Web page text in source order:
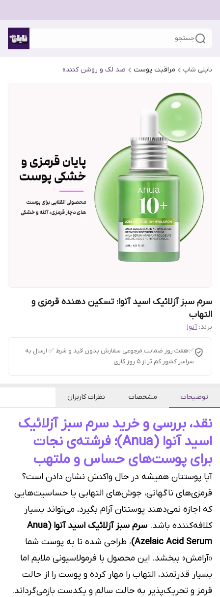
جستجو
نایلی شاپ مراقبت پوست ضد لک و روشن کننده
​سرم سبز آزلائیک اسید آنوا: تسکین دهنده قرمزی و
التهاب
برند: آنوا
✅هفت روز ضمانت مرجوعی سفارش بدون قید و شرط ✅ ارسال به
سراسر کشور کم تر از 5 روز کاری.
توضیحات مشخصات نظرات کاربران
نقد، بررسی و خرید سرم سبز آزلائیک
اسید آنوا (Anua)؛ فرشته‌ی نجات
برای پوست‌های حساس و ملتهب
آیا پوستتان همیشه در حال واکنش نشان دادن است؟
قرمزی‌های ناگهانی، جوش‌های التهابی یا حساسیت‌هایی
که اجازه نمی‌دهند پوستتان آرام بگیرد، می‌تواند بسیار
کلافه‌کننده باشد.
سرم سبز آزلائیک اسید آنوا (Anua
Azelaic Acid Serum) ، طراحی شده تا به پوست شما
«آرامش» ببخشد. این محصول با فرمولاسیونی ملایم اما
بسیار قدرتمند، التهاب را مهار کرده و پوست را از حالت
قرمز و تحریک‌پذیر به حالت سالم و یکدست بازمی‌گرداند.